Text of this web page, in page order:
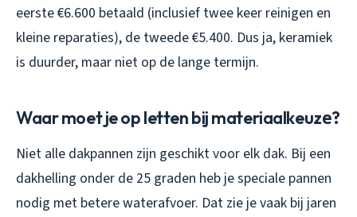
eerste €6.600 betaald (inclusief twee keer reinigen en
kleine reparaties), de tweede €5.400. Dus ja, keramiek
is duurder, maar niet op de lange termijn.
Waar moet je op letten bij materiaalkeuzе?
Niet alle dakpannen zijn geschikt voor elk dak. Bij een
dakhelling onder de 25 graden heb je speciale pannen
nodig met betere waterafvoer. Dat zie je vaak bij jaren